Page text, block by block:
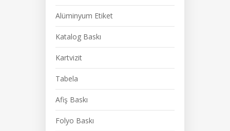
Alüminyum Etiket
Katalog Baskı
Kartvizit
Tabela
Afiş Baskı
Folyo Baskı